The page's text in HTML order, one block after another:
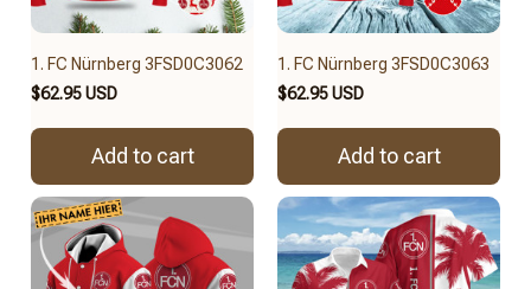
1. FC Nürnberg 3FSD0C3062
$62.95 USD
Add to cart
1. FC Nürnberg 3FSD0C3063
$62.95 USD
Add to cart